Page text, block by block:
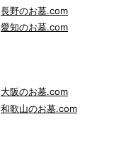
長野のお墓.com
愛知のお墓.com
大阪のお墓.com
和歌山のお墓.com